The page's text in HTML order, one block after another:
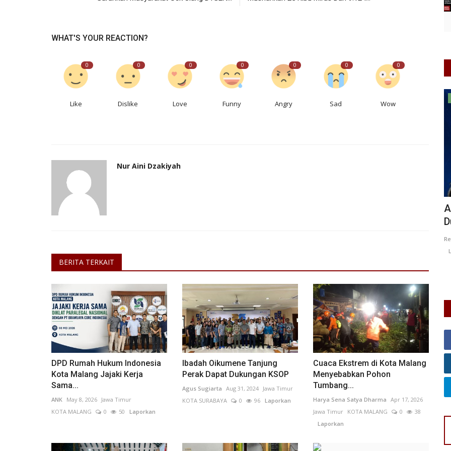
WHAT'S YOUR REACTION?
0
Like
0
Dislike
0
Love
0
Funny
0
Angry
0
Sad
0
Wow
Nur Aini Dzakiyah
BERITA TERKAIT
DPD Rumah Hukum Indonesia
Kota Malang Jajaki Kerja
Sama...
ANK May 8, 2026 Jawa Timur
KOTA MALANG
0 50 Laporkan
Ibadah Oikumene Tanjung
Perak Dapat Dukungan KSOP
Agus Sugiarta Aug 31, 2024
Jawa Timur
KOTA SURABAYA
0 96Laporkan
Cuaca Ekstrem di Kota Malang
Menyebabkan Pohon
Tumbang...
Harya Sena Satya Dharma Apr 17, 2026
Jawa Timur
KOTA MALANG 0
38
Laporkan
Penjabat Wali Kota Sukabumi : Bank bjb